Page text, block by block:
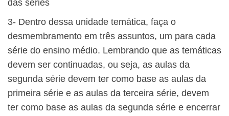
das séries
3- Dentro dessa unidade temática, faça o
desmembramento em três assuntos, um para cada
série do ensino médio. Lembrando que as temáticas
devem ser continuadas, ou seja, as aulas da
segunda série devem ter como base as aulas da
primeira série e as aulas da terceira série, devem
ter como base as aulas da segunda série e encerrar